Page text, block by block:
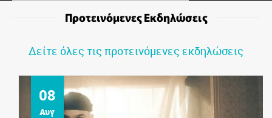
Προτεινόμενες Εκδηλώσεις
Δείτε όλες τις προτεινόμενες εκδηλώσεις
08
Αυγ